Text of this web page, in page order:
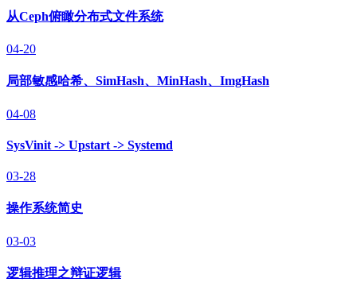
从Ceph俯瞰分布式文件系统
04-20
局部敏感哈希、SimHash、MinHash、ImgHash
04-08
SysVinit -> Upstart -> Systemd
03-28
操作系统简史
03-03
逻辑推理之辩证逻辑